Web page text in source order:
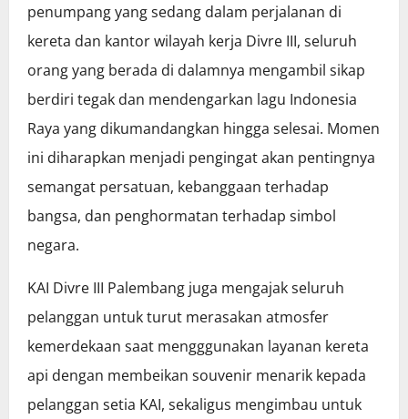
penumpang yang sedang dalam perjalanan di
kereta dan kantor wilayah kerja Divre III, seluruh
orang yang berada di dalamnya mengambil sikap
berdiri tegak dan mendengarkan lagu Indonesia
Raya yang dikumandangkan hingga selesai. Momen
ini diharapkan menjadi pengingat akan pentingnya
semangat persatuan, kebanggaan terhadap
bangsa, dan penghormatan terhadap simbol
negara.
KAI Divre III Palembang juga mengajak seluruh
pelanggan untuk turut merasakan atmosfer
kemerdekaan saat mengggunakan layanan kereta
api dengan membeikan souvenir menarik kepada
pelanggan setia KAI, sekaligus mengimbau untuk